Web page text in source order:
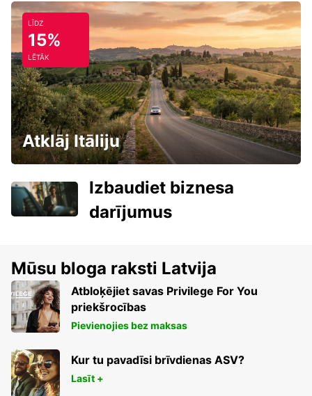
LĪDZ
15%
LĒTĀK
Atklāj Itāliju
Izbaudiet biznesa
darījumus
Mūsu bloga raksti Latvija
Atbloķējiet savas Privilege For You
priekšrocības
Pievienojies bez maksas
Kur tu pavadīsi brīvdienas ASV?
Lasīt +